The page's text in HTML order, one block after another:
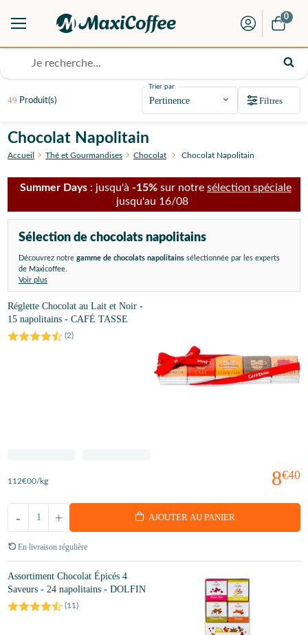
0
Chocolat Napolitain
Accueil Thé et Gourmandises Chocolat Chocolat Napolitain
Summer Days : jusqu'à -15% sur notre sélection spéciale
jusqu'au 16/08
Sélection de chocolats napolitains
Découvrez notre gamme de chocolats napolitains sélectionnée par les experts
de Maxicoffee.
Voir plus
49 Produit(s)
Trier par
Filtres
Réglette Chocolat au Lait et Noir -
15 napolitains - CAFÉ TASSE
(2)
8€40
112€00/kg
+
- AJOUTER AU PANIER
En livraison régulière
Assortiment Chocolat Épicés 4
Saveurs - 24 napolitains - DOLFIN
(11 )